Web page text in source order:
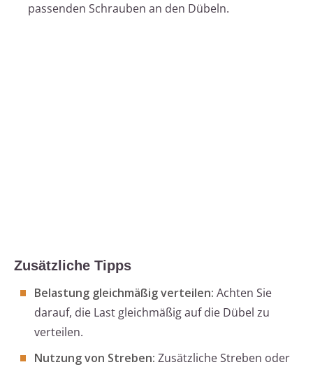
passenden Schrauben an den Dübeln.
Zusätzliche Tipps
Belastung gleichmäßig verteilen: Achten Sie
darauf, die Last gleichmäßig auf die Dübel zu
verteilen.
Nutzung von Streben: Zusätzliche Streben oder